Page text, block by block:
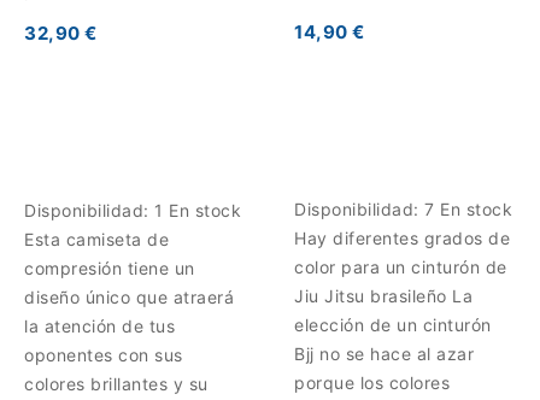
32,90 €
Disponibilidad: 1 En stock
Esta camiseta de
compresión tiene un
diseño único que atraerá
la atención de tus
oponentes con sus
colores brillantes y su
14,90 €
Disponibilidad: 7 En stock
Hay diferentes grados de
color para un cinturón de
Jiu Jitsu brasileño La
elección de un cinturón
Bjj no se hace al azar
porque los colores